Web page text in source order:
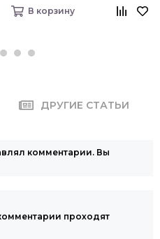
В корзину
ДРУГИЕ СТАТЬИ
комментарии. Вы
проходят